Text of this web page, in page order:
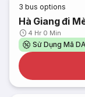
3 bus options
Hà Giang đi
4 Hr 0 Min
Sử Dụng Mã